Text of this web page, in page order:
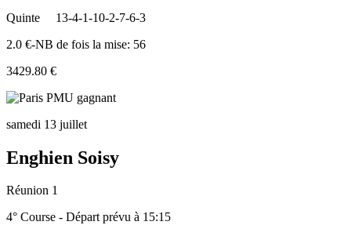
Quinte
13-4-1-10-2-7-6-3
2.0 €-NB de fois la mise: 56
3429.80 €
samedi 13 juillet
Enghien Soisy
Réunion 1
4° Course - Départ prévu à 15:15